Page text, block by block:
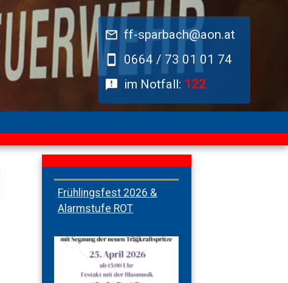
ff-sparbach@aon.at
0664 / 73 01 01 74
im Notfall: 122
Frühlingsfest 2026 &
Alarmstufe ROT